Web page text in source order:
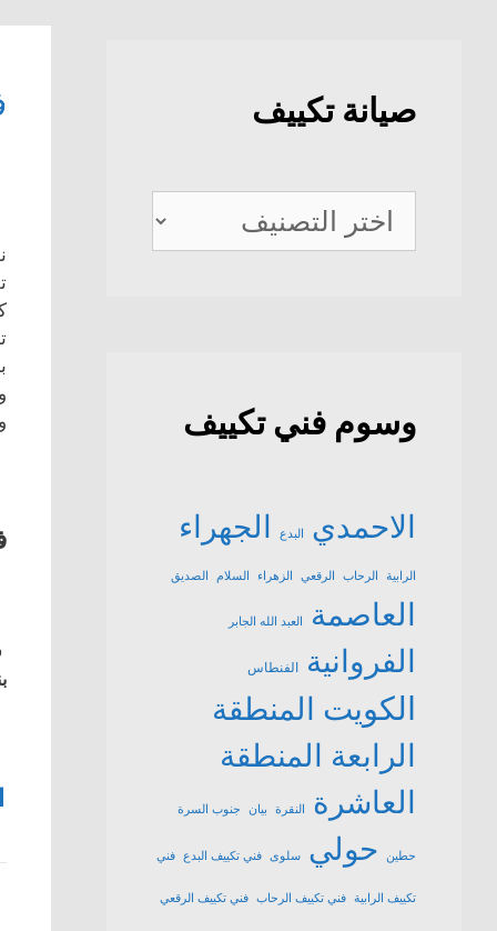
صيانة تكييف
صيانة
تكييف
وسوم فني تكييف
الاحمدي البدع الجهراء
الرابية الرحاب الرقعي الزهراء السلام الصديق
العاصمة العبد الله الجابر
الفروانية الفنطاس
الكويت المنطقة
الرابعة المنطقة
العاشرة
النقرة بيان جنوب السرة
حطين حولي سلوى فني تكييف البدع فني
تكييف الرابية فني تكييف الرحاب فني تكييف الرقعي